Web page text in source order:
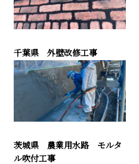
千葉県 外壁改修工事
茨城県 農業用水路 モルタ
ル吹付工事